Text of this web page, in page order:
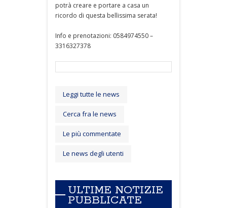
potrà creare e portare a casa un
ricordo di questa bellissima serata!
Info e prenotazioni: 0584974550 –
3316327378
Leggi tutte le news
Cerca fra le news
Le più commentate
Le news degli utenti
ULTIME NOTIZIE
PUBBLICATE